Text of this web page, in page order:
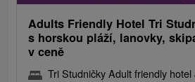
Adults Friendly Hotel Tri
s horskou pláží, lanovky,
v ceně
Tri Studničky Adult friendly hotel